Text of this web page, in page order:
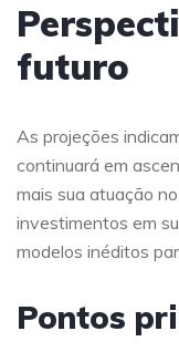
futuro
As projeções
continuará em
mais sua atuação
investimentos em
modelos inéditos
Pontos